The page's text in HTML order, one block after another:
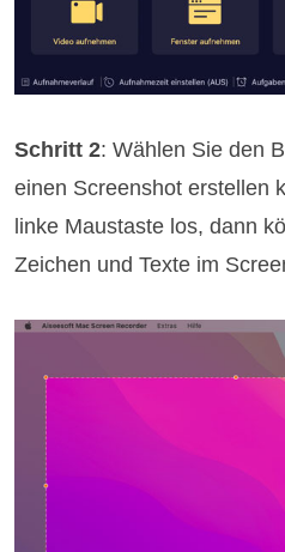
Schritt 2: Wählen Sie den
einen Screenshot erstellen
linke Maustaste los, dann
Zeichen und Texte im